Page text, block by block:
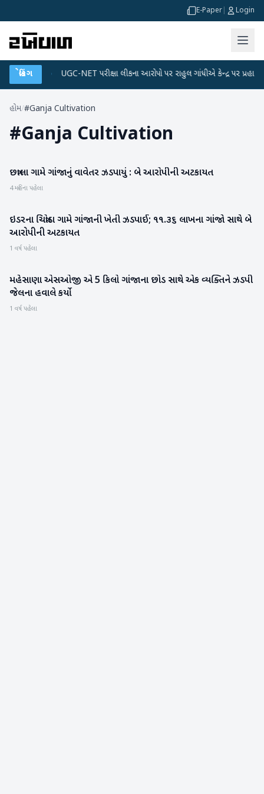
E-Paper Login
બ્રેકિંગ
પ્લાન UGC-NET પરીક્ષા લીકના આરોપો પર રાહુલ ગાંધીએ કેન્દ્ર પર પ્રહાર કર્યા
હોમ/#Ganja Cultivation
#Ganja Cultivation
બનાસકાંઠા
છત્રાલા ગામે ગાંજાનું વાવેતર ઝડપાયું : બે આરોપીની અટકાયત
4 મહિના પહેલા
સાબરકાંઠા
ઇડરના ચિત્રોડા ગામે ગાંજાની ખેતી ઝડપાઈ; ૧૧.૩૬ લાખના ગાંજો સાથે બે
આરોપીની અટકાયત
1 વર્ષ પહેલા
મહેસાણા
મહેસાણા એસઓજી એ 5 કિલો ગાંજાના છોડ સાથે એક વ્યક્તિને ઝડપી
જેલના હવાલે કર્યો
1 વર્ષ પહેલા